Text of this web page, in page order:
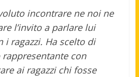
incontrare ne noi ne
l’invito a parlare lui
i ragazzi. Ha scelto di
con
ai ragazzi chi fosse